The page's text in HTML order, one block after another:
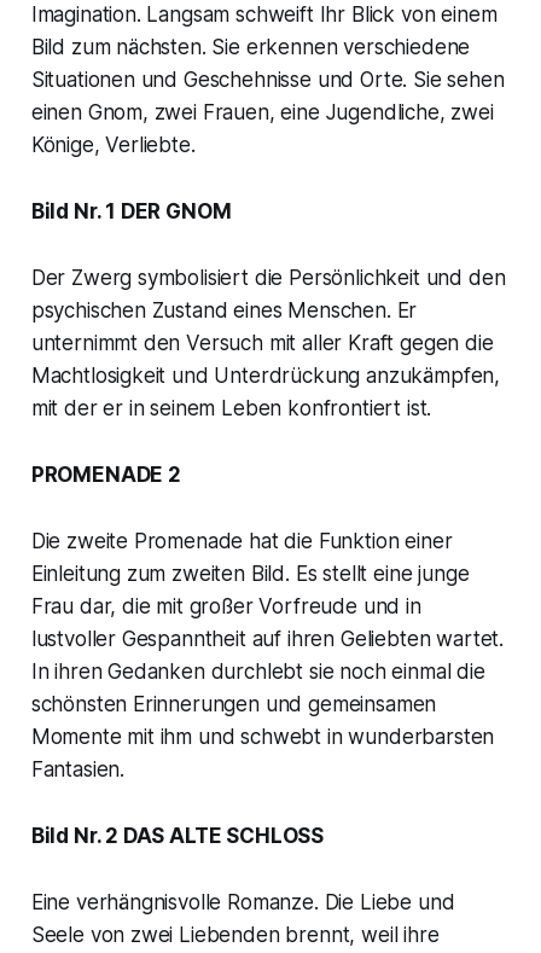
Imagination. Langsam schweift Ihr Blick von einem
Bild zum nächsten. Sie erkennen verschiedene
Situationen und Geschehnisse und Orte. Sie sehen
einen Gnom, zwei Frauen, eine Jugendliche, zwei
Könige, Verliebte.
Bild Nr. 1 DER GNOM
Der Zwerg symbolisiert die Persönlichkeit und den
psychischen Zustand eines Menschen. Er
unternimmt den Versuch mit aller Kraft gegen die
Machtlosigkeit und Unterdrückung anzukämpfen,
mit der er in seinem Leben konfrontiert ist.
PROMENADE 2
Die zweite Promenade hat die Funktion einer
Einleitung zum zweiten Bild. Es stellt eine junge
Frau dar, die mit großer Vorfreude und in
lustvoller Gespanntheit auf ihren Geliebten wartet.
In ihren Gedanken durchlebt sie noch einmal die
schönsten Erinnerungen und gemeinsamen
Momente mit ihm und schwebt in wunderbarsten
Fantasien.
Bild Nr. 2 DAS ALTE SCHLOSS
Eine verhängnisvolle Romanze. Die Liebe und
Seele von zwei Liebenden brennt, weil ihre